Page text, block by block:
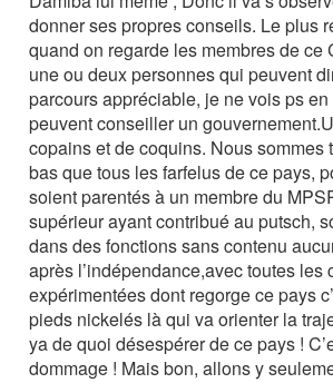
donner ses propres conseils. Le plus
quand on regarde les membres de ce
une ou deux personnes qui peuvent
parcours appréciable, je ne vois ps
peuvent conseiller un
copains et de coquins. Nous sommes
bas que tous les farfelus de ce pays,
soient parentés à un membre du
supérieur ayant contribué au putsch,
dans des fonctions sans contenu
après l’indépendance,avec toutes les
expérimentées dont regorge ce pays
pieds nickelés là qui va orienter la
ya de quoi désespérer de ce pays !
dommage ! Mais bon, allons y